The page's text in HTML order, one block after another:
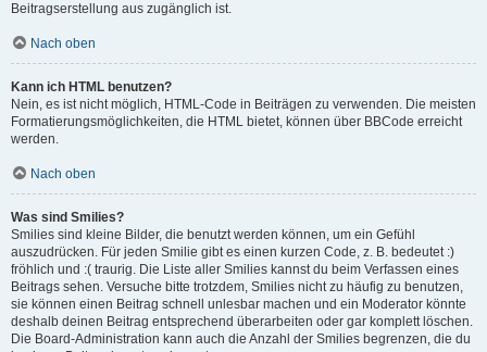
Beitragserstellung aus zugänglich ist.
Nach oben
Kann ich HTML benutzen?
Nein, es ist nicht möglich, HTML-Code in Beiträgen zu verwenden. Die meisten
Formatierungsmöglichkeiten, die HTML bietet, können über BBCode erreicht
werden.
Nach oben
Was sind Smilies?
Smilies sind kleine Bilder, die benutzt werden können, um ein Gefühl
auszudrücken. Für jeden Smilie gibt es einen kurzen Code, z. B. bedeutet :)
fröhlich und :( traurig. Die Liste aller Smilies kannst du beim Verfassen eines
Beitrags sehen. Versuche bitte trotzdem, Smilies nicht zu häufig zu benutzen,
sie können einen Beitrag schnell unlesbar machen und ein Moderator könnte
deshalb deinen Beitrag entsprechend überarbeiten oder gar komplett löschen.
Die Board-Administration kann auch die Anzahl der Smilies begrenzen, die du